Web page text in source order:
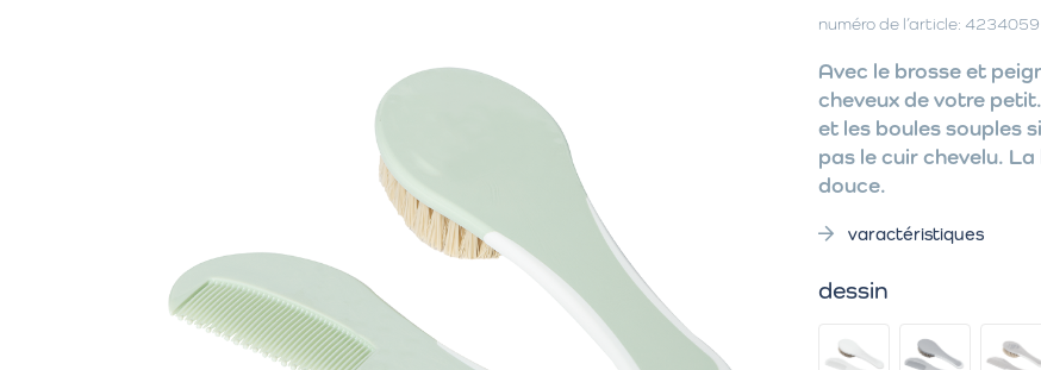
numéro de l’article: 4234059
Avec le brosse et
cheveux de votre
et les boules souples
pas le cuir chevelu.
douce.
varactéristiques
dessin